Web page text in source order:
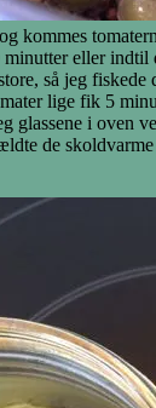
kommes
eller
så jeg fiskede
lige fik 5
glassene i oven
de